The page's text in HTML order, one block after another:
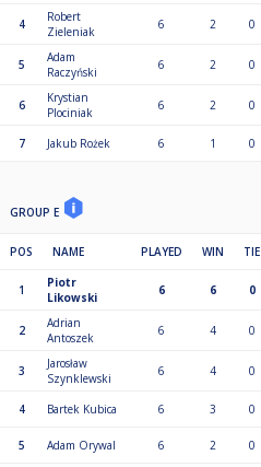
4
Robert
Zieleniak
6 2 0
5
Adam
Raczyński
6 2 0
6
Krystian
Plociniak
6 2 0
7 Jakub Rożek 6 1 0
GROUP E
POS NAME PLAYED WIN TIE
1
Piotr
Likowski
6 6 0
2
Adrian
Antoszek
6 4 0
3
Jarosław
Szynklewski
6 4 0
4 Bartek Kubica 6 3 0
5 Adam Orywal 6 2 0